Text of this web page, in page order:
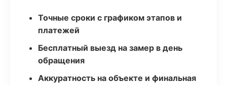
Точные сроки с графиком этапов и
платежей
Бесплатный выезд на замер в день
обращения
Аккуратность на объекте и финальная